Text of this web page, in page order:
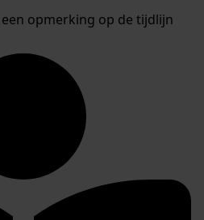
opmerking op de tijdlijn